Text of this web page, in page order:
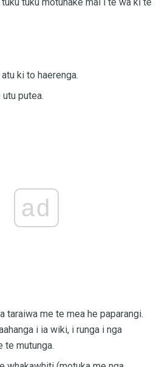
ki to haerenga.
utu putea.
ad
taraiwa me te mea he paparangi.
i ia wiki, i runga i nga
te mutunga.